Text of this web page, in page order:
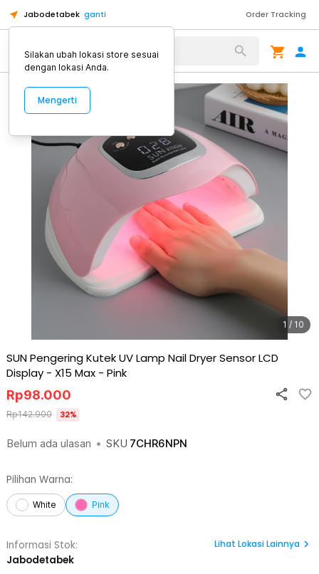
Jabodetabek ganti Order Tracking
Alat Kopi
1 / 10
SUN Pengering Kutek UV Lamp Nail Dryer Sensor LCD
Display - X15 Max - Pink
Belum ada ulasan • SKU 7CHR6NPN
Rp98.000
Rp142.900 32%
Pilihan Warna:
White Pink
Informasi Stok:
Jabodetabek
Lihat Lokasi Lainnya
Silakan ubah lokasi store sesuai
dengan lokasi Anda.
Mengerti